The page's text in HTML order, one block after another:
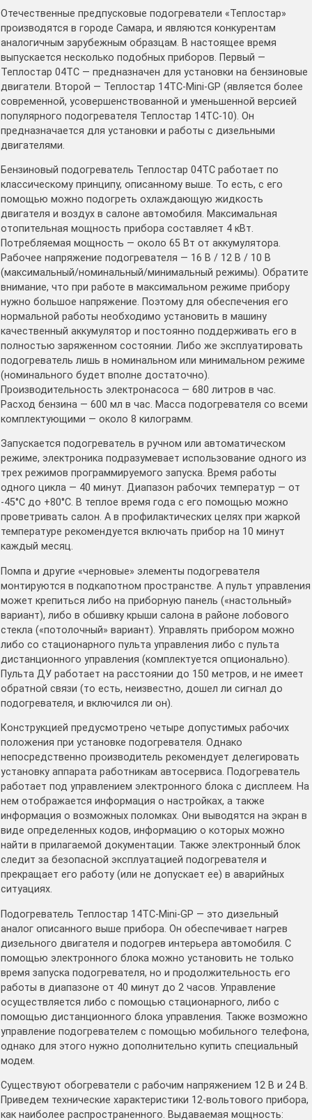
Отечественные предпусковые подогреватели «Теплостар»
производятся в городе Самара, и являются конкурентам
аналогичным зарубежным образцам. В настоящее время
выпускается несколько подобных приборов. Первый —
Теплостар 04ТС — предназначен для установки на бензиновые
двигатели. Второй — Теплостар 14ТС-Mini-GP (является более
современной, усовершенствованной и уменьшенной версией
популярного подогревателя Теплостар 14ТС-10). Он
предназначается для установки и работы с дизельными
двигателями.
Бензиновый подогреватель Теплостар 04ТС работает по
классическому принципу, описанному выше. То есть, с его
помощью можно подогреть охлаждающую жидкость
двигателя и воздух в салоне автомобиля. Максимальная
отопительная мощность прибора составляет 4 кВт.
Потребляемая мощность — около 65 Вт от аккумулятора.
Рабочее напряжение подогревателя — 16 В / 12 В / 10 В
(максимальный/номинальный/минимальный режимы). Обратите
внимание, что при работе в максимальном режиме прибору
нужно большое напряжение. Поэтому для обеспечения его
нормальной работы необходимо установить в машину
качественный аккумулятор и постоянно поддерживать его в
полностью заряженном состоянии. Либо же эксплуатировать
подогреватель лишь в номинальном или минимальном режиме
(номинального будет вполне достаточно).
Производительность электронасоса — 680 литров в час.
Расход бензина — 600 мл в час. Масса подогревателя со всеми
комплектующими — около 8 килограмм.
Запускается подогреватель в ручном или автоматическом
режиме, электроника подразумевает использование одного из
трех режимов программируемого запуска. Время работы
одного цикла — 40 минут. Диапазон рабочих температур — от
-45°С до +80°С. В теплое время года с его помощью можно
проветривать салон. А в профилактических целях при жаркой
температуре рекомендуется включать прибор на 10 минут
каждый месяц.
Помпа и другие «черновые» элементы подогревателя
монтируются в подкапотном пространстве. А пульт управления
может крепиться либо на приборную панель («настольный»
вариант), либо в обшивку крыши салона в районе лобового
стекла («потолочный» вариант). Управлять прибором можно
либо со стационарного пульта управления либо с пульта
дистанционного управления (комплектуется опционально).
Пульта ДУ работает на расстоянии до 150 метров, и не имеет
обратной связи (то есть, неизвестно, дошел ли сигнал до
подогревателя, и включился ли он).
Конструкцией предусмотрено четыре допустимых рабочих
положения при установке подогревателя. Однако
непосредственно производитель рекомендует делегировать
установку аппарата работникам автосервиса. Подогреватель
работает под управлением электронного блока с дисплеем. На
нем отображается информация о настройках, а также
информация о возможных поломках. Они выводятся на экран в
виде определенных кодов, информацию о которых можно
найти в прилагаемой документации. Также электронный блок
следит за безопасной эксплуатацией подогревателя и
прекращает его работу (или не допускает ее) в аварийных
ситуациях.
Подогреватель Теплостар 14ТС-Mini-GP — это дизельный
аналог описанного выше прибора. Он обеспечивает нагрев
дизельного двигателя и подогрев интерьера автомобиля. С
помощью электронного блока можно установить не только
время запуска подогревателя, но и продолжительность его
работы в диапазоне от 40 минут до 2 часов. Управление
осуществляется либо с помощью стационарного, либо с
помощью дистанционного блока управления. Также возможно
управление подогревателем с помощью мобильного телефона,
однако для этого нужно дополнительно купить специальный
модем.
Существуют обогреватели с рабочим напряжением 12 В и 24 В.
Приведем технические характеристики 12-вольтового прибора,
как наиболее распространенного. Выдаваемая мощность: